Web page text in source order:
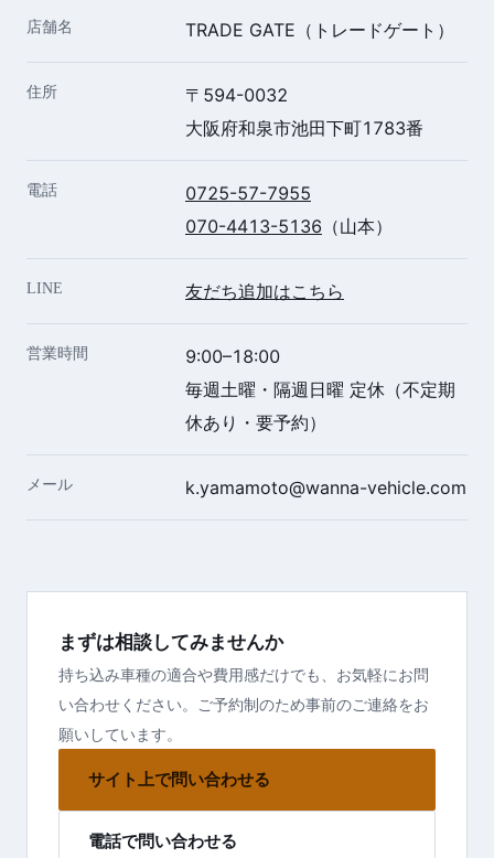
店舗名 TRADE GATE（トレードゲート）
住所
〒594-0032
大阪府和泉市池田下町1783番
電話
0725-57-7955
070-4413-5136 （山本）
LINE 友だち追加はこちら
営業時間
9:00–18:00
毎週土曜・隔週日曜 定休（不定期
休あり・要予約）
メール k.yamamoto@wanna-vehicle.com
まずは相談してみませんか
持ち込み車種の適合や費用感だけでも、お気軽にお問
い合わせください。ご予約制のため事前のご連絡をお
願いしています。
サイト上で問い合わせる
電話で問い合わせる